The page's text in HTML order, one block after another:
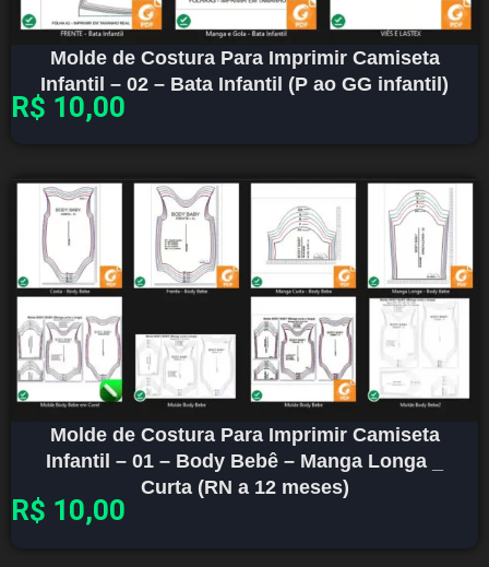
Molde de Costura Para Imprimir Camiseta
Infantil – 02 – Bata Infantil (P ao GG infantil)
R$ 10,00
Molde de Costura Para Imprimir Camiseta
Infantil – 01 – Body Bebê – Manga Longa _
Curta (RN a 12 meses)
R$ 10,00